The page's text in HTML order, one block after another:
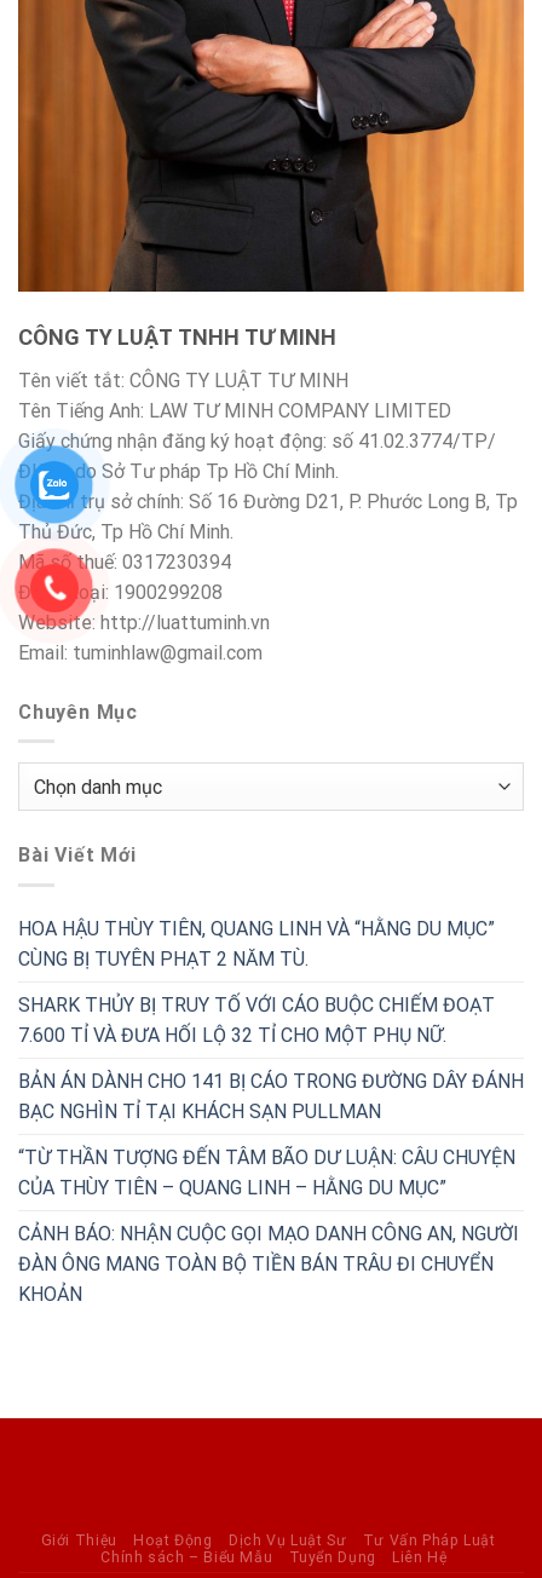
CÔNG TY LUẬT TNHH TƯ MINH
Tên viết tắt: CÔNG TY LUẬT TƯ MINH
Tên Tiếng Anh: LAW TƯ MINH COMPANY LIMITED
Giấy chứng nhận đăng ký hoạt động: số 41.02.3774/TP/
ĐKHĐ do Sở Tư pháp Tp Hồ Chí Minh.
Địa chỉ trụ sở chính: Số 16 Đường D21, P. Phước Long B, Tp
Thủ Đức, Tp Hồ Chí Minh.
Mã số thuế: 0317230394
Điện thoại: 1900299208
Website: http://luattuminh.vn
Email: tuminhlaw@gmail.com
Chuyên Mục
Chuyên
Bài Viết Mới
HOA HẬU THÙY TIÊN, QUANG LINH VÀ “HẰNG DU MỤC”
CÙNG BỊ TUYÊN PHẠT 2 NĂM TÙ.
SHARK THỦY BỊ TRUY TỐ VỚI CÁO BUỘC CHIẾM ĐOẠT
7.600 TỈ VÀ ĐƯA HỐI LỘ 32 TỈ CHO MỘT PHỤ NỮ.
BẢN ÁN DÀNH CHO 141 BỊ CÁO TRONG ĐƯỜNG DÂY ĐÁNH
BẠC NGHÌN TỈ TẠI KHÁCH SẠN PULLMAN
“TỪ THẦN TƯỢNG ĐẾN TÂM BÃO DƯ LUẬN: CÂU CHUYỆN
CỦA THÙY TIÊN – QUANG LINH – HẰNG DU MỤC”
CẢNH BÁO: NHẬN CUỘC GỌI MẠO DANH CÔNG AN, NGƯỜI
ĐÀN ÔNG MANG TOÀN BỘ TIỀN BÁN TRÂU ĐI CHUYỂN
KHOẢN
Giới Thiệu Hoạt Động Dịch Vụ Luật Sư
Tư Vấn Pháp Luật
Chính sách – Biểu Mẫu
Tuyển Dụng Liên Hệ